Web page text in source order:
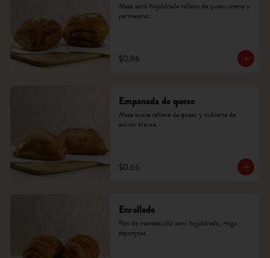
Masa semi hojaldrada rellena de queso crema y
parmesano.
$0.96
Empanada de queso
Masa suave rellena de queso y cubierta de
azúcar blanca.
$0.66
Enrollado
Pan de mantequilla semi hojaldrado, miga
esponjosa.